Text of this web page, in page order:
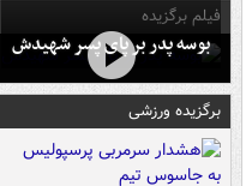
فیلم برگزیده
بوسه‌ پدر بر پای پسر شهیدش
برگزیده ورزشی